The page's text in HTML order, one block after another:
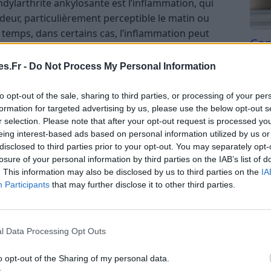
- Do Not Process My Personal Information
opt-out of the sale, sharing to third parties, or processing of your
for targeted advertising by us, please use the below opt-out
selection. Please note that after your opt-out request is processed
interest-based ads based on personal information utilized by us
to third parties prior to your opt-out. You may separately
of your personal information by third parties on the IAB’s list of
This information may also be disclosed by us to third parties on the
Participants that may further disclose it to other third parties.
Data Processing Opt Outs
opt-out of the Sharing of my personal data.
ankylosante est l’inflammation, qui
particulièrement perceptible le matin ou
dans certains cas, l’inflammation peut
qui réduit la flexibilité de la colonne vertébrale et
ankylosante
sont généralement les suivants :
le plus fréquent. Elles sont
du dos, les fesses et les hanches. Les douleurs
le matin au réveil et après une période
vers les jambes et provoquer des sensations de
fréquente. Elle est principalement
également toucher les épaules, les genoux,
est généralement plus importante le matin au
Tri
du